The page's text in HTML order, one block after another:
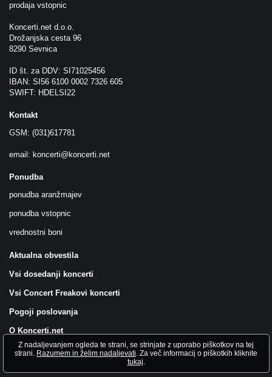
prodaja vstopnic
Koncerti.net d.o.o.
Drožanjska cesta 96
8290 Sevnica
ID št. za DDV: SI71025456
IBAN: SI56 6100 0002 7326 605
SWIFT: HDELSI22
Kontakt
GSM: (031)617781
email: koncerti@koncerti.net
Ponudba
ponudba aranžmajev
ponudba vstopnic
vrednostni boni
Aktualna obvestila
Vsi dosedanji koncerti
Vsi Concert Freakovi koncerti
Pogoji poslovanja
O Koncerti.net
Všečkajte nas na FB!
Z nadaljevanjem ogleda te strani, se strinjate z uporabo piškotkov na tej
strani. Razumem in želim nadaljevati. Za več informacij o piškotkih kliknite
tukaj.